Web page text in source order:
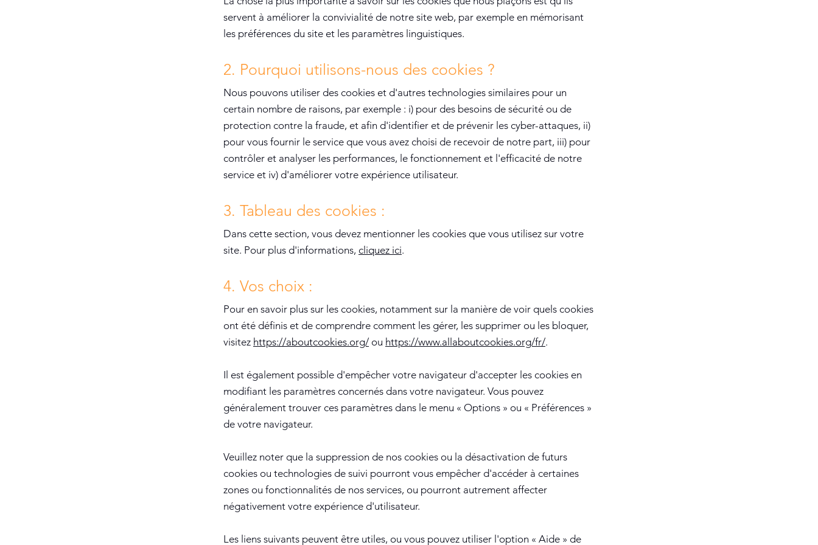
servent à améliorer la convivialité de notre site web, par exemple en mémorisant
les préférences du site et les paramètres linguistiques.
2. Pourquoi utilisons-nous des cookies ?
Nous pouvons utiliser des cookies et d'autres technologies similaires pour un
certain nombre de raisons, par exemple : i) pour des besoins de sécurité ou de
protection contre la fraude, et afin d'identifier et de prévenir les cyber-attaques, ii)
pour vous fournir le service que vous avez choisi de recevoir de notre part, iii) pour
contrôler et analyser les performances, le fonctionnement et l'efficacité de notre
service et iv) d'améliorer votre expérience utilisateur.
3. Tableau des cookies :
Dans cette section, vous devez mentionner les cookies que vous utilisez sur votre
site. Pour plus d'informations, cliquez ici.
4. Vos choix :
Pour en savoir plus sur les cookies, notamment sur la manière de voir quels cookies
ont été définis et de comprendre comment les gérer, les supprimer ou les bloquer,
visitez https://aboutcookies.org/ ou https://www.allaboutcookies.org/fr/.
Il est également possible d'empêcher votre navigateur d'accepter les cookies en
modifiant les paramètres concernés dans votre navigateur. Vous pouvez
généralement trouver ces paramètres dans le menu « Options » ou « Préférences »
de votre navigateur.
Veuillez noter que la suppression de nos cookies ou la désactivation de futurs
cookies ou technologies de suivi pourront vous empêcher d'accéder à certaines
zones ou fonctionnalités de nos services, ou pourront autrement affecter
négativement votre expérience d'utilisateur.
Les liens suivants peuvent être utiles, ou vous pouvez utiliser l'option « Aide » de